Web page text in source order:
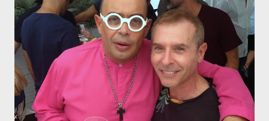
guardar reposo debido a un síndrome llamado
“hiperemesisgravídica”.Pasados los meses fatídicos de
gestación Marta tiró adelante con el embarazo, ahora es una
mamá feliz. Otro de los modelos que ha sido padre este año ha
sido el madrileño, Emilio Flores , el top que desfiló en las mejores
pasarelas ...